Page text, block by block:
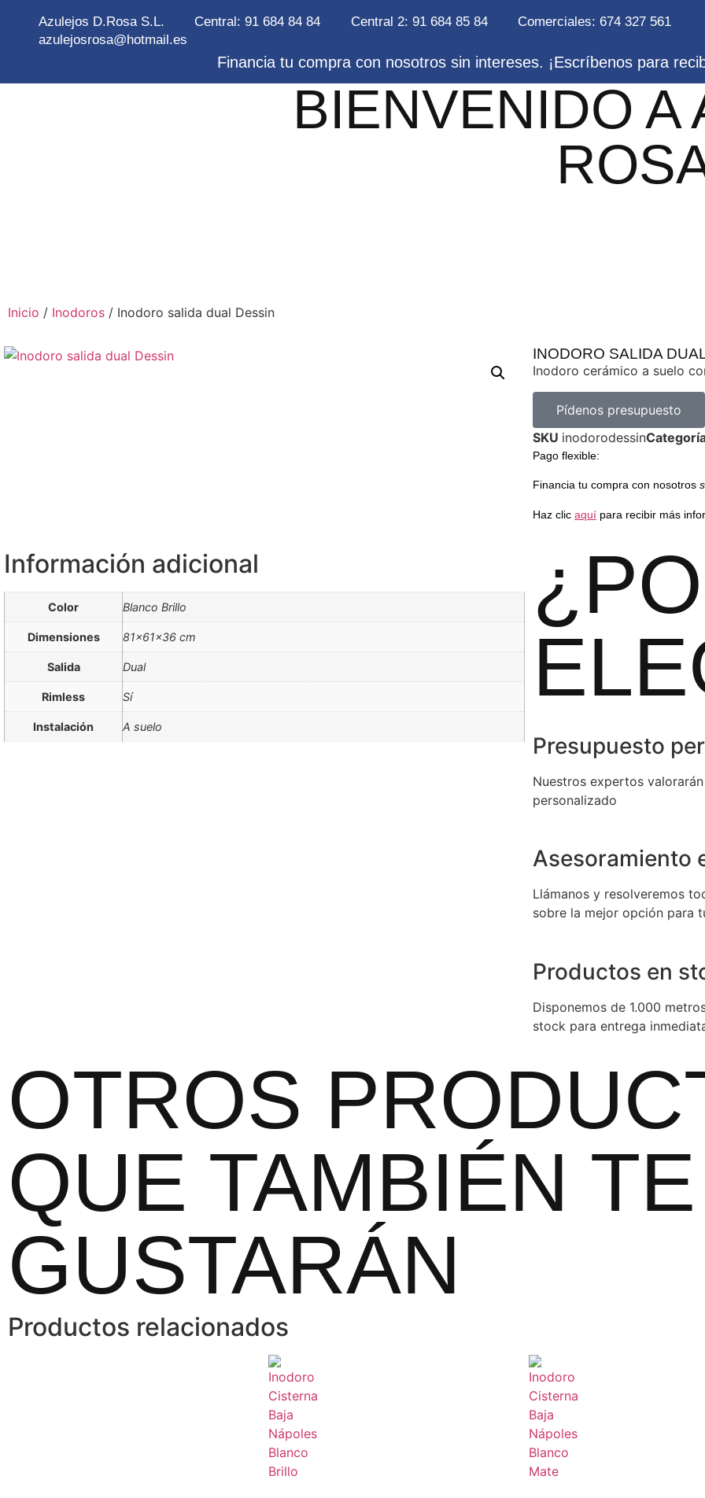
Azulejos D.Rosa S.L. Central: 91 684 84 84 Central 2: 91 684 85 84
Comerciales: 674 327 561
azulejosrosa@hotmail.es
Financia tu compra con nosotros sin intereses. ¡Escríbenos para
BIENVENIDO A
Inicio / Inodoros / Inodoro salida dual Dessin
INODORO SALIDA
Inodoro cerámico a suelo
Pídenos presupuesto
SKU inodorodessin
Pago flexible:
Financia tu compra con nosotros
Haz clic aquí para recibir más
Información adicional
Color Blanco Brillo
Dimensiones 81x61x36 cm
Salida Dual
Rimless Sí
Instalación A suelo
Presupuesto
Nuestros expertos
personalizado
Asesoramiento
Llámanos y resolveremos
sobre la mejor opción para
Productos en
Disponemos de 1.000
stock para entrega
OTROS
QUE TAMBIÉN TE
GUSTARÁN
Productos relacionados